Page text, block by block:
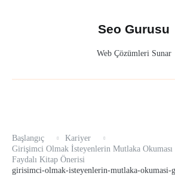
Seo Gurusu
Web Çözümleri Sunar
Başlangıç
Kariyer
Girişimci Olmak İsteyenlerin Mutlaka Okuması
Faydalı Kitap Önerisi
girisimci-olmak-isteyenlerin-mutlaka-okumasi-